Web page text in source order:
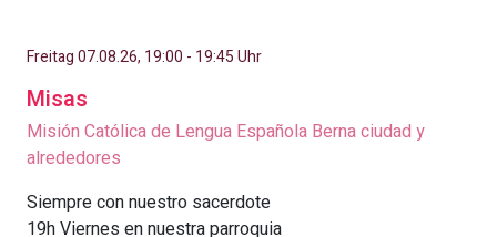
Freitag 07.08.26, 19:00 - 19:45 Uhr
Misas
Misión Católica de Lengua Española Berna ciudad y
alrededores
Siempre con nuestro sacerdote
19h Viernes en nuestra parroquia